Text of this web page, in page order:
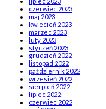
czerwiec 2023
maj 2023
kwiecień 2023
marzec 2023
luty 2023
styczeń 2023
grudzień 2022
listopad 2022
październik 2022
wrzesień 2022
sierpień 2022
lipiec 2022
czerwiec 2022